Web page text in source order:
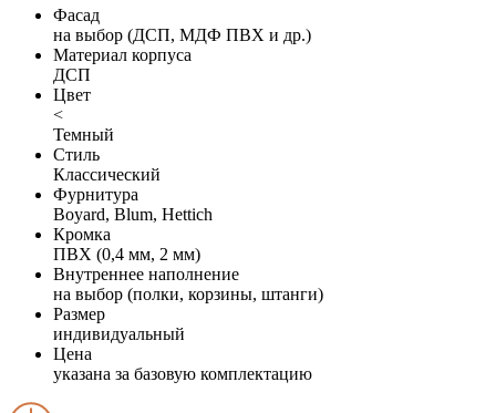
Фасад
на выбор (ДСП, МДФ ПВХ и др.)
Материал корпуса
ДСП
Цвет
<
Темный
Стиль
Классический
Фурнитура
Boyard, Blum, Hettich
Кромка
ПВХ (0,4 мм, 2 мм)
Внутреннее наполнение
на выбор (полки, корзины, штанги)
Размер
индивидуальный
Цена
указана за базовую комплектацию